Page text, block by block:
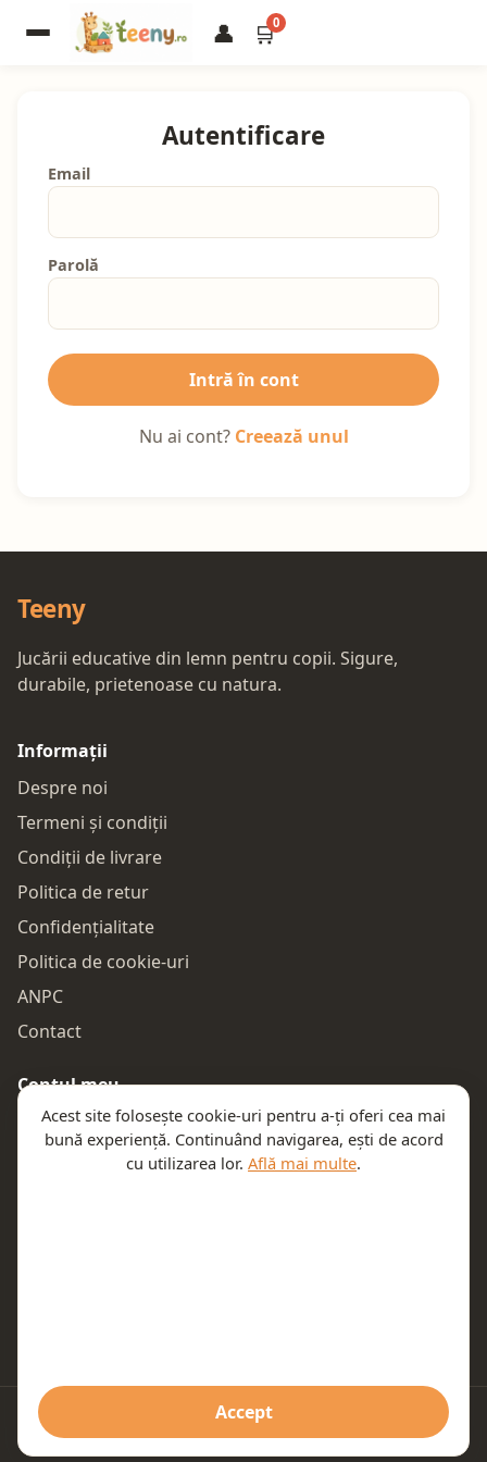
👤 🛒0
Autentificare
Email
Parolă
Intră în cont
Nu ai cont? Creează unul
Teeny
Jucării educative din lemn pentru copii. Sigure,
durabile, prietenoase cu natura.
Informații
Despre noi
Termeni și condiții
Condiții de livrare
Politica de retur
Confidențialitate
Politica de cookie-uri
ANPC
Contact
Contul meu
Autentificare
Comenzile mele
© 2026 Teeny. Toate drepturile rezervate.
Acest site folosește cookie-uri pentru a-ți oferi cea mai
bună experiență. Continuând navigarea, ești de acord
cu utilizarea lor. Află mai multe.
Accept